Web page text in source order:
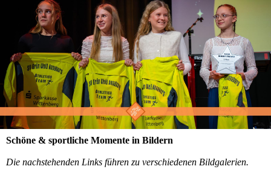
Schöne & sportliche Momente in Bildern
Die nachstehenden Links führen zu verschiedenen Bildgalerien.